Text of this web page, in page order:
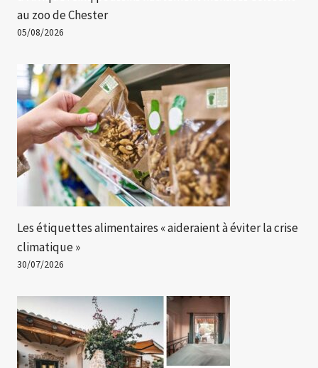
au zoo de Chester
05/08/2026
Les étiquettes alimentaires « aideraient à éviter la crise
climatique »
30/07/2026